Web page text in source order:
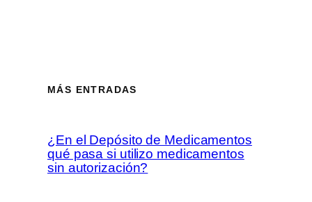
MÁS ENTRADAS
¿En el Depósito de Medicamentos
qué pasa si utilizo medicamentos
sin autorización?